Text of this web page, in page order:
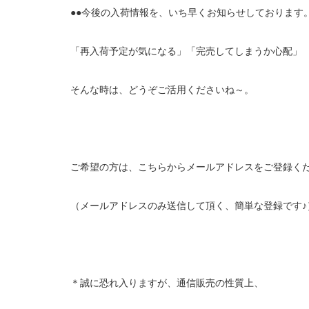
●●今後の入荷情報を、いち早くお知らせしております
「再入荷予定が気になる」「完売してしまうか心配」
そんな時は、どうぞご活用くださいね～。
ご希望の方は、こちらからメールアドレスをご登録く
（メールアドレスのみ送信して頂く、簡単な登録です
＊誠に恐れ入りますが、通信販売の性質上、